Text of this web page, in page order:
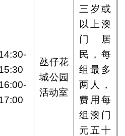
氹仔花
城公园
活动室
三岁或
以上澳
门居
民，每
组最多
两人，
费用每
组澳门
元五十